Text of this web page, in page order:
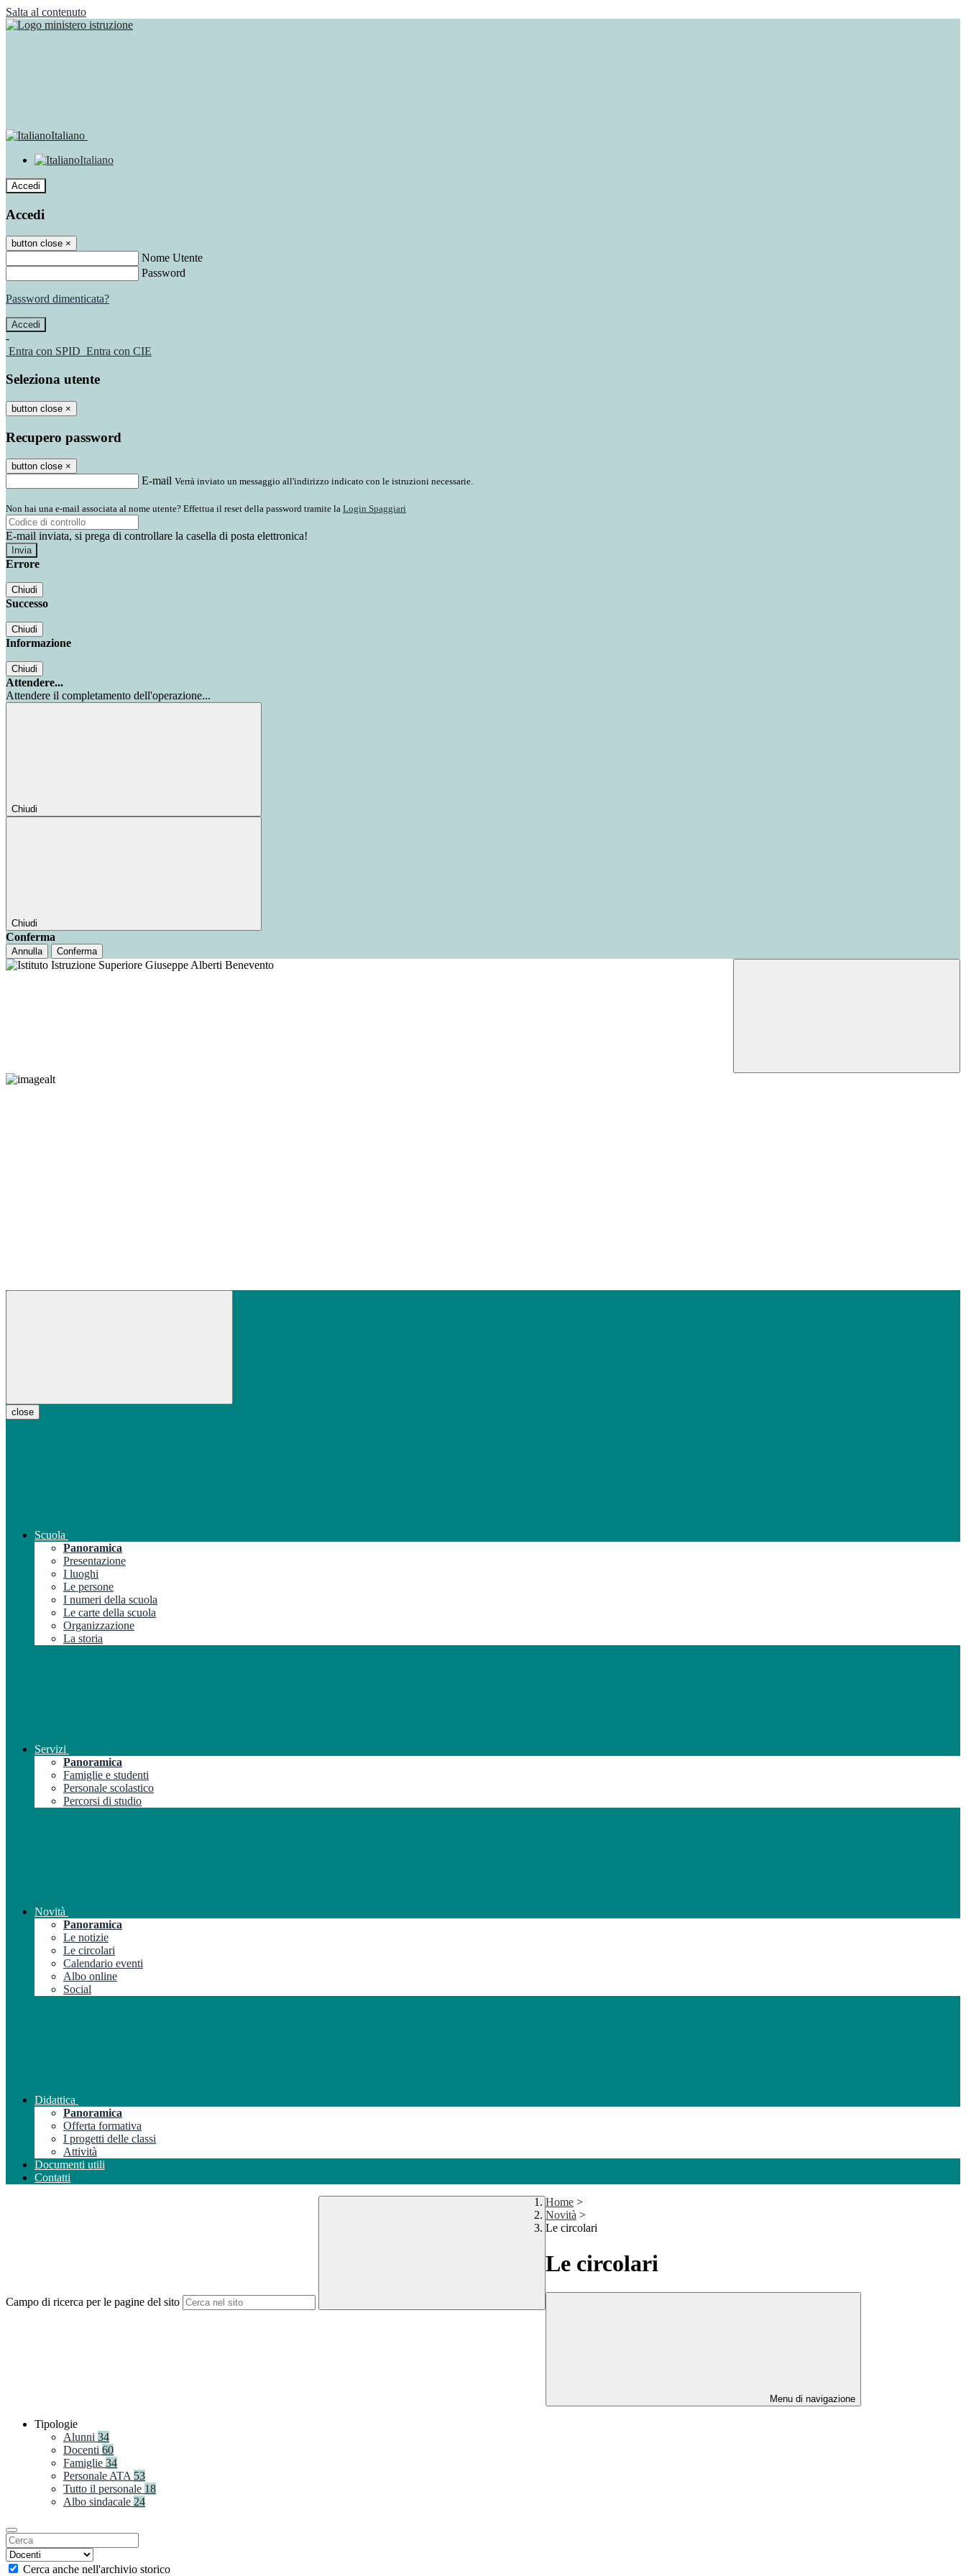
Salta al contenuto
Italiano
Italiano
Accedi
Accedi
button close ×
Nome Utente
Password
Password dimenticata?
-
Entra con SPID Entra con CIE
Seleziona utente
button close ×
Recupero password
button close ×
E-mail Verrà inviato un messaggio all'indirizzo indicato con le istruzioni necessarie.
Non hai una e-mail associata al nome utente? Effettua il reset della password tramite la Login Spaggiari
E-mail inviata, si prega di controllare la casella di posta elettronica!
Errore
Chiudi
Successo
Chiudi
Informazione
Chiudi
Attendere...
Attendere il completamento dell'operazione...
Chiudi
Chiudi
Conferma
Annulla Conferma
close
Scuola
Panoramica
Presentazione
I luoghi
Le persone
I numeri della scuola
Le carte della scuola
Organizzazione
La storia
Servizi
Panoramica
Famiglie e studenti
Personale scolastico
Percorsi di studio
Novità
Panoramica
Le notizie
Le circolari
Calendario eventi
Albo online
Social
Didattica
Panoramica
Offerta formativa
I progetti delle classi
Attività
Documenti utili
Contatti
Campo di ricerca per le pagine del sito
Home >
Novità >
Le circolari
Le circolari
Menu di navigazione
Tipologie
Alunni 34
Docenti 60
Famiglie 34
Personale ATA 53
Tutto il personale 18
Albo sindacale 24
Cerca anche nell'archivio storico